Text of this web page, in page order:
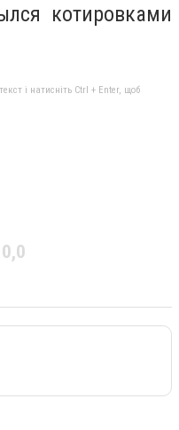
котировками
і натисніть Ctrl + Enter, щоб
0,0